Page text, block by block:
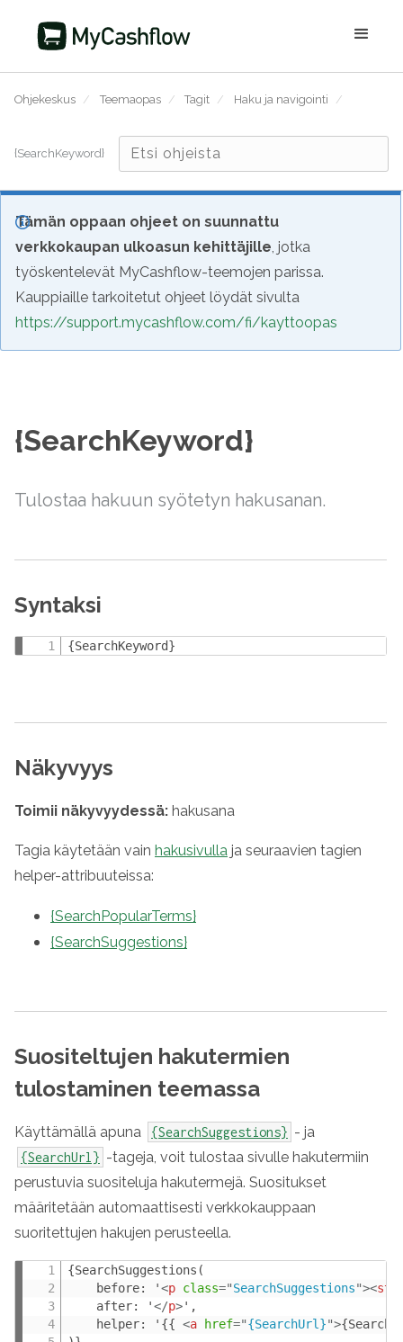
Ohjekeskus / Teemaopas / Tagit / Haku ja navigointi /
{SearchKeyword}
Tämän oppaan ohjeet on suunnattu
verkkokaupan ulkoasun kehittäjille, jotka
työskentelevät MyCashflow-teemojen parissa.
Kauppiaille tarkoitetut ohjeet löydät sivulta
https://support.mycashflow.com/fi/kayttoopas
{SearchKeyword}
Tulostaa hakuun syötetyn hakusanan.
Syntaksi
{SearchKeyword}
Näkyvyys
Toimii näkyvyydessä: hakusana
Tagia käytetään vain hakusivulla ja seuraavien tagien
helper-attribuuteissa:
{SearchPopularTerms}
{SearchSuggestions}
Suositeltujen hakutermien
tulostaminen teemassa
Käyttämällä apuna {SearchSuggestions} - ja
{SearchUrl} -tageja, voit tulostaa sivulle hakutermiin
perustuvia suositeluja hakutermejä. Suositukset
määritetään automaattisesti verkkokauppaan
suoritettujen hakujen perusteella.
{SearchSuggestions(
    before: '
<p class="SearchSuggestions"><
    after: '
</p>',
    helper: '{{
<a href="{SearchUrl}">